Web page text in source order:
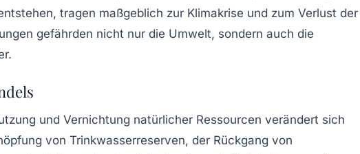
tragen maßgeblich zur Klimakrise und zum Verlust der
gefährden nicht nur die Umwelt, sondern auch die
und Vernichtung natürlicher Ressourcen verändert sich
von Trinkwasserreserven, der Rückgang von